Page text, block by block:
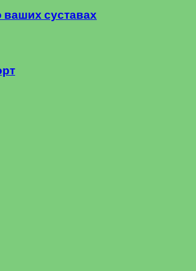
суставах